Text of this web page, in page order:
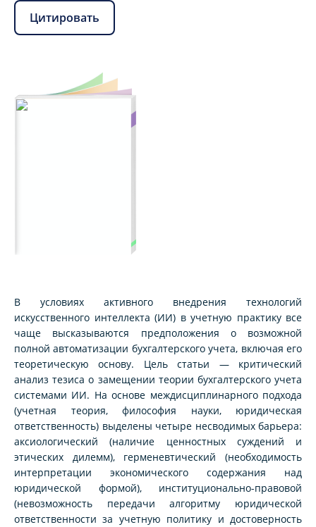
Цитировать
В условиях активного внедрения технологий
искусственного интеллекта (ИИ) в учетную практику все
чаще высказываются предположения о возможной
полной автоматизации бухгалтерского учета, включая его
теоретическую основу. Цель статьи — критический
анализ тезиса о замещении теории бухгалтерского учета
системами ИИ. На основе междисциплинарного подхода
(учетная теория, философия науки, юридическая
ответственность) выделены четыре несводимых барьера:
аксиологический (наличие ценностных суждений и
этических дилемм), герменевтический (необходимость
интерпретации экономического содержания над
юридической формой), институционально-правовой
(невозможность передачи алгоритму юридической
ответственности за учетную политику и достоверность